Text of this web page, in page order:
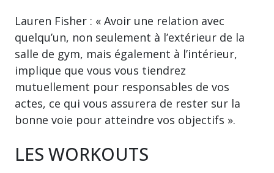
Lauren Fisher : « Avoir une relation avec
quelqu’un, non seulement à l’extérieur de la
salle de gym, mais également à l’intérieur,
implique que vous vous tiendrez
mutuellement pour responsables de vos
actes, ce qui vous assurera de rester sur la
bonne voie pour atteindre vos objectifs ».
LES WORKOUTS